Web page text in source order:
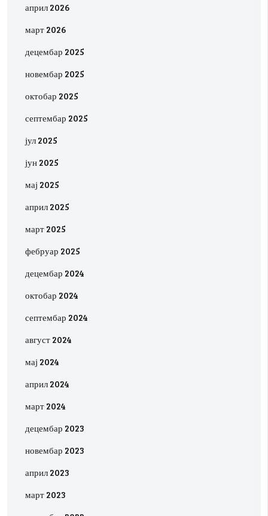
април 2026
март 2026
децембар 2025
новембар 2025
октобар 2025
септембар 2025
јул 2025
јун 2025
мај 2025
април 2025
март 2025
фебруар 2025
децембар 2024
октобар 2024
септембар 2024
август 2024
мај 2024
април 2024
март 2024
децембар 2023
новембар 2023
април 2023
март 2023